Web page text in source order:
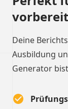
Deine
Ausbildung
Generator